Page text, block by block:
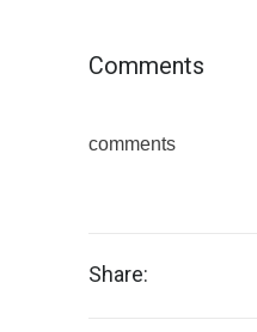
Comments
comments
Share: